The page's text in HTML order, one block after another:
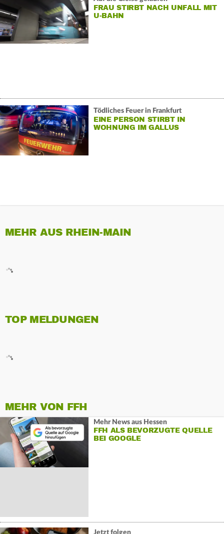
FRAU STIRBT NACH UNFALL MIT
U-BAHN
Tödliches Feuer in Frankfurt
EINE PERSON STIRBT IN
WOHNUNG IM GALLUS
MEHR AUS RHEIN-MAIN
TOP MELDUNGEN
MEHR VON FFH
Mehr News aus Hessen
FFH ALS BEVORZUGTE QUELLE
BEI GOOGLE
Jetzt folgen